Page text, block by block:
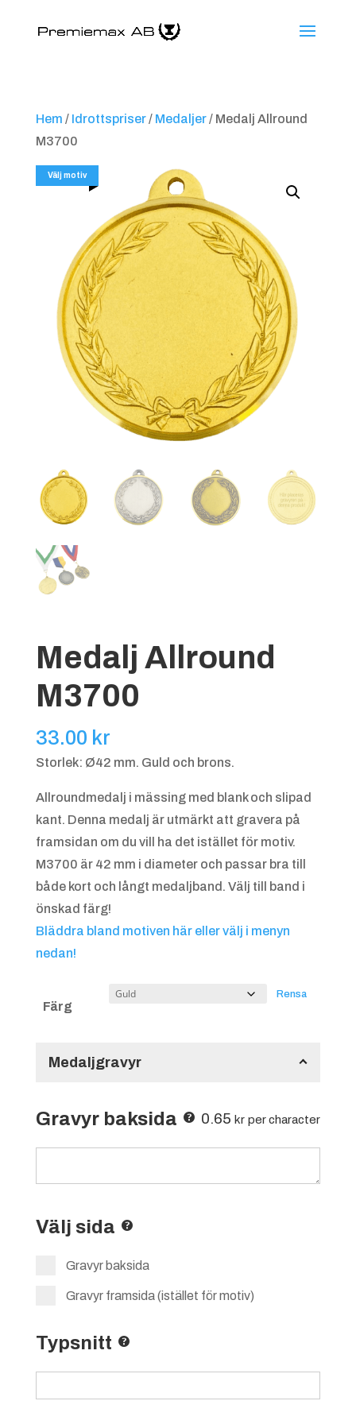
Hem / Idrottspriser/ Medaljer/ Medalj Allround
M3700
Välj motiv
Medalj Allround
M3700
33.00 kr
Storlek: Ø42 mm. Guld och brons.
Allroundmedalj i mässing med blank och slipad
kant. Denna medalj är utmärkt att gravera på
framsidan om du vill ha det istället för motiv.
M3700 är 42 mm i diameter och passar bra till
både kort och långt medaljband. Välj till band i
önskad färg!
Bläddra bland motiven här eller välj i menyn
nedan!
Färg
Rensa
Medaljgravyr
Gravyr baksida 0.65kr per character
Välj sida
Gravyr baksida
Gravyr framsida (istället för motiv)
Typsnitt